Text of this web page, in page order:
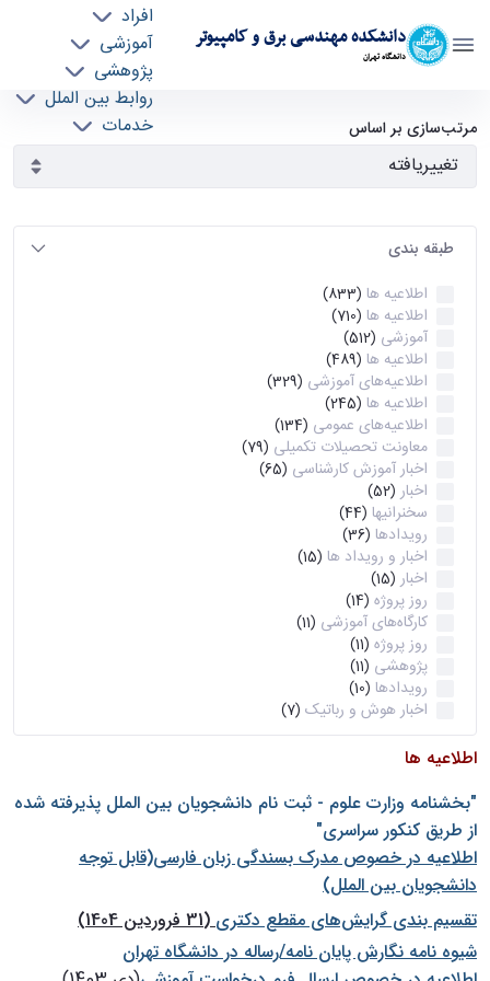
دانشکده مهندسی برق و کامپیوتر
دانشگاه تهران
افراد
آموزشی
پژوهشی
روابط بین الملل
خدمات
آرشیو اطلاعیه ها - ece- دانشکده مهندسی برق و
کامپیوتر
مرتب‌سازی بر اساس
طبقه بندی
اطلاعیه ها (833)
اطلاعیه ها (710)
آموزشی (512)
اطلاعیه ها (489)
اطلاعیه‌های‌ آموزشی (329)
اطلاعیه ها (245)
اطلاعیه‌های عمومی (134)
معاونت تحصیلات تکمیلی (79)
اخبار آموزش کارشناسی (65)
اخبار (52)
سخنرانیها (44)
رویدادها (36)
اخبار و رویداد ها (15)
اخبار (15)
روز پروژه (14)
کارگاه‌های آموزشی (11)
روز پروژه (11)
پژوهشی (11)
رویدادها (10)
اخبار هوش و رباتیک (7)
اطلاعیه ها
"بخشنامه وزارت علوم - ثبت نام دانشجويان بين الملل پذيرفته شده
از طريق كنكور سراسری"
اطلاعیه در خصوص مدرک بسندگی زبان فارسی(قابل توجه
دانشجویان بین الملل)
تقسیم بندی گرایش‌های مقطع دکتری(31 فروردین 1404)
شيوه نامه نگارش پايان نامه/رساله در دانشگاه تهران